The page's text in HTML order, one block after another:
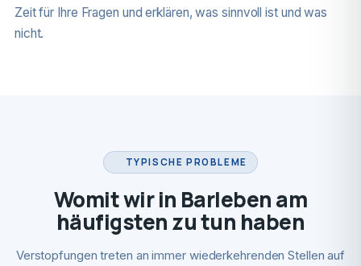
Zeit für Ihre Fragen und erklären, was sinnvoll ist und was
nicht.
TYPISCHE PROBLEME
Womit wir in Barleben am
häufigsten zu tun haben
Verstopfungen treten an immer wiederkehrenden Stellen auf